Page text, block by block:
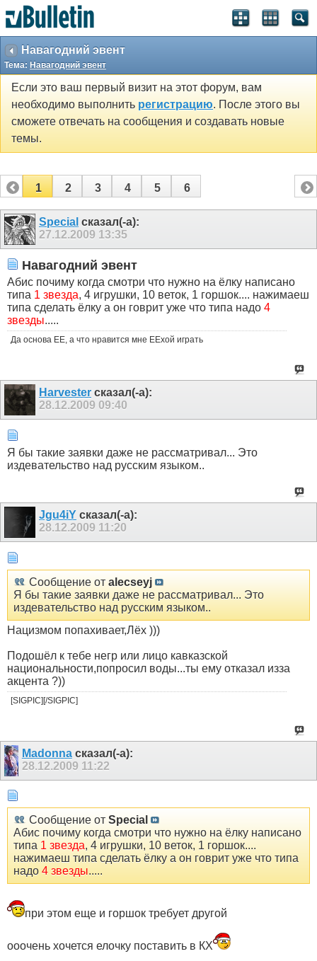
Навагодний эвент
Тема: Навагодний эвент
Если это ваш первый визит на этот форум, вам
необходимо выполнить регистрацию. После этого вы
сможете отвечать на сообщения и создавать новые
темы.
1 2 3 4 5 6
Special сказал(-а):
27.12.2009 13:35
Навагодний эвент
Абис почиму когда смотри что нужно на ёлку написано
типа 1 звезда, 4 игрушки, 10 веток, 1 горшок.... нажимаеш
типа сделать ёлку а он говрит уже что типа надо 4
звезды.....
Да основа ЕЕ, а что нравится мне ЕЕхой играть
Harvester сказал(-а):
28.12.2009 09:40
Я бы такие заявки даже не рассматривал... Это
издевательство над русским языком..
Jgu4iY сказал(-а):
28.12.2009 11:20
Сообщение от alecseyj
Я бы такие заявки даже не рассматривал... Это
издевательство над русским языком..
Нацизмом попахивает,Лёх )))
Подошёл к тебе негр или лицо кавказской
национальности,попросил воды...ты ему отказал изза
акцента ?))
[SIGPIC][/SIGPIC]
Madonnaсказал(-а):
28.12.2009 11:22
Сообщение от Special
Абис почиму когда смотри что нужно на ёлку написано
типа 1 звезда, 4 игрушки, 10 веток, 1 горшок....
нажимаеш типа сделать ёлку а он говрит уже что типа
надо 4 звезды.....
при этом еще и горшок требует другой
ооочень хочется елочку поставить в КХ